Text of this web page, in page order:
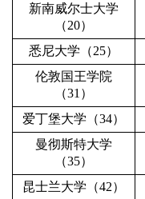
新南威尔士大学
（20）
悉尼大学（25）
伦敦国王学院
（31 ）
爱丁堡大学（34）
曼彻斯特大学
（35）
昆士兰大学（42）